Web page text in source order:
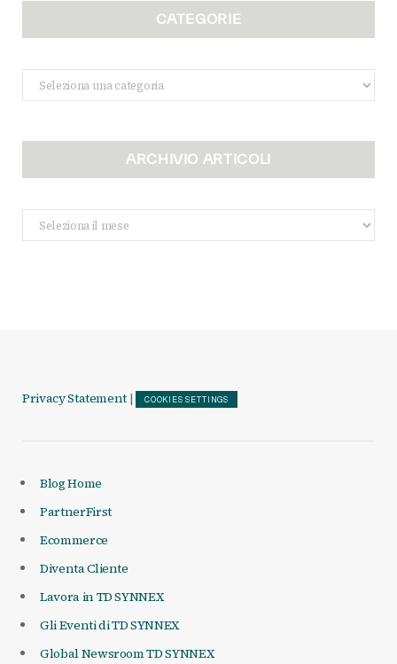
CATEGORIE
Categorie
ARCHIVIO ARTICOLI
Archivio
Articoli
Privacy Statement | COOKIES SETTINGS
Blog Home
PartnerFirst
Ecommerce
Diventa Cliente
Lavora in TD SYNNEX
Gli Eventi di TD SYNNEX
Global Newsroom TD SYNNEX